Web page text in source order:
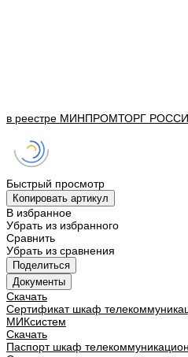
в реестре МИНПРОМТОРГ
Быстрый просмотр
Копировать артикул
В избранное
Убрать из избранного
Сравнить
Убрать из сравнения
Поделиться
Документы
Скачать
Сертификат шкаф
МИКсистем
Скачать
Паспорт шкаф